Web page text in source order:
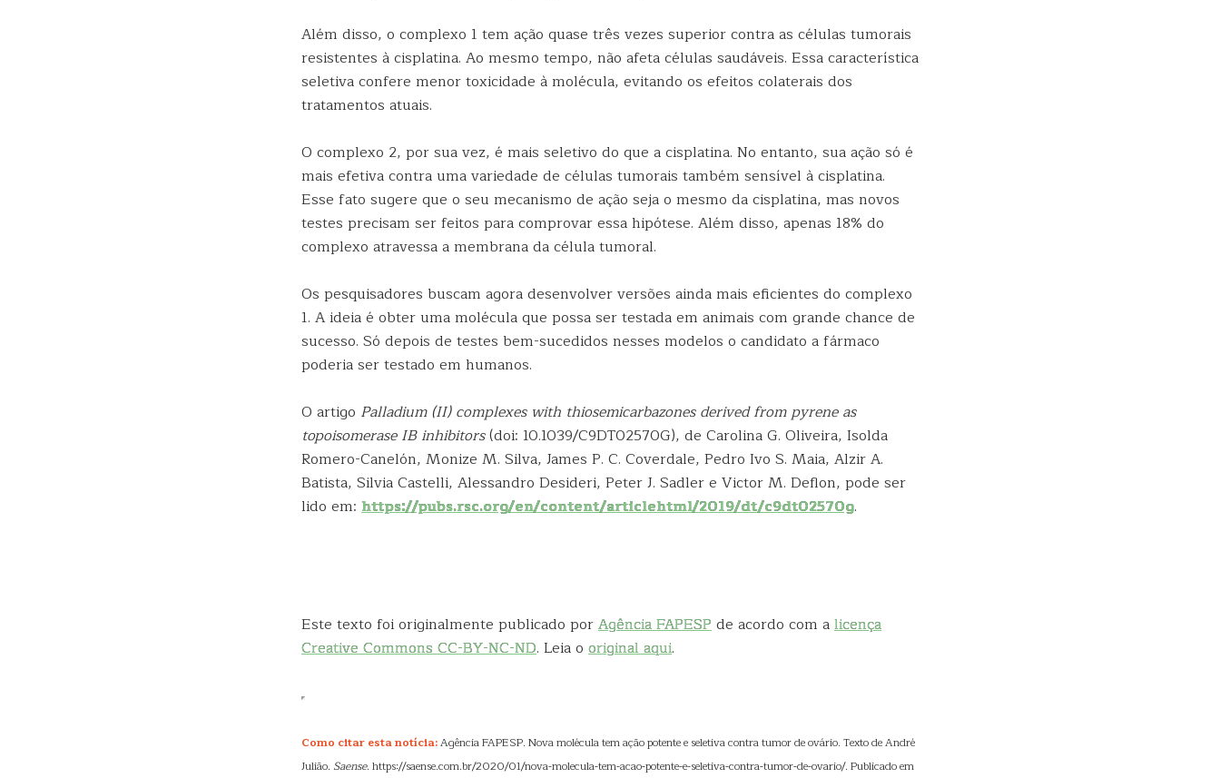
Além disso, o complexo 1 tem ação quase três vezes superior contra as células tumorais
resistentes à cisplatina. Ao mesmo tempo, não afeta células saudáveis. Essa característica
seletiva confere menor toxicidade à molécula, evitando os efeitos colaterais dos
tratamentos atuais.
O complexo 2, por sua vez, é mais seletivo do que a cisplatina. No entanto, sua ação só é
mais efetiva contra uma variedade de células tumorais também sensível à cisplatina.
Esse fato sugere que o seu mecanismo de ação seja o mesmo da cisplatina, mas novos
testes precisam ser feitos para comprovar essa hipótese. Além disso, apenas 18% do
complexo atravessa a membrana da célula tumoral.
Os pesquisadores buscam agora desenvolver versões ainda mais eficientes do complexo
1. A ideia é obter uma molécula que possa ser testada em animais com grande chance de
sucesso. Só depois de testes bem-sucedidos nesses modelos o candidato a fármaco
poderia ser testado em humanos.
O artigo Palladium (II) complexes with thiosemicarbazones derived from pyrene as
topoisomerase IB inhibitors(doi: 10.1039/C9DT02570G), de Carolina G. Oliveira, Isolda
Romero-Canelón, Monize M. Silva, James P. C. Coverdale, Pedro Ivo S. Maia, Alzir A.
Batista, Silvia Castelli, Alessandro Desideri, Peter J. Sadler e Victor M. Deflon, pode ser
lido em: https://pubs.rsc.org/en/content/articlehtml/2019/dt/c9dt02570g.
Este texto foi originalmente publicado porAgência FAPESPde acordo com alicença
Creative Commons CC-BY-NC-ND. Leia o original aqui.
Como citar esta notícia:Agência FAPESP. Nova molécula tem ação potente e seletiva contra tumor de ovário. Texto de André
Julião. Saense. https://saense.com.br/2020/01/nova-molecula-tem-acao-potente-e-seletiva-contra-tumor-de-ovario/. Publicado em